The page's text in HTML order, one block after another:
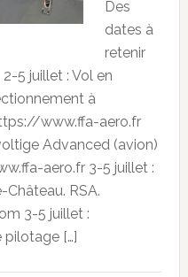
Des
dates à
retenir
5 juillet : Vol en
à
www.ffa-aero.fr
Advanced (avion)
aero.fr 3-5 juillet :
Château. RSA.
3-5 juillet :
pilotage […]